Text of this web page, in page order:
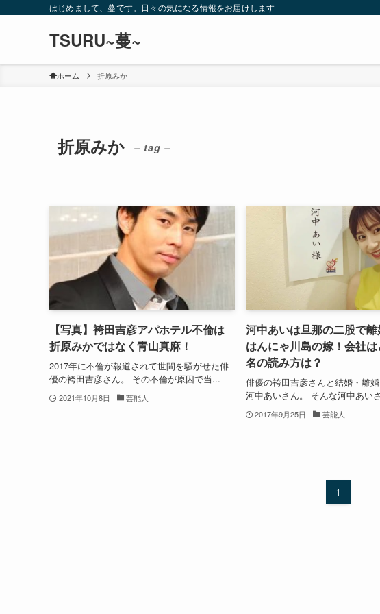
はじめまして、蔓です。日々の気になる情報をお届けします
TSURU~蔓~
ホーム 折原みか
折原みか – tag –
【写真】袴田吉彦アパホテル不倫は
折原みかではなく青山真麻！
2017年に不倫が報道されて世間を騒がせた俳
優の袴田吉彦さん。 その不倫が原因で当...
2021年10月8日 芸能人
河中あいは旦那の二股で
はんにゃ川島の嫁！会社
名の読み方は？
俳優の袴田吉彦さんと結婚・離
河中あいさん。 そんな河中あい
2017年9月25日 芸能人
1